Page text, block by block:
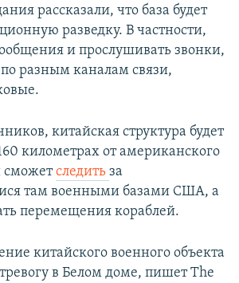
рассказали, что база будет
разведку. В частности,
и прослушивать звонки,
разным каналам связи,
китайская структура будет
километрах от американского
сможетследить за
там военными базами США, а
перемещения кораблей.
китайского военного объекта
в Белом доме, пишет The